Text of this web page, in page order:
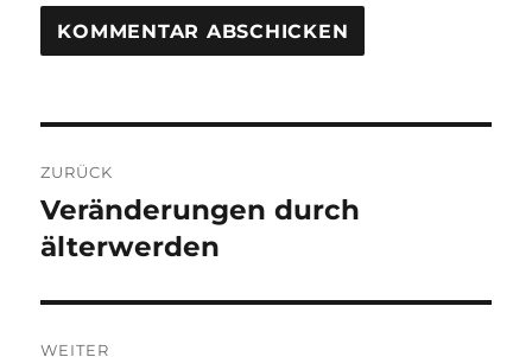
ZURÜCK
Vorheriger
Beitrag:
Veränderungen durch
älterwerden
WEITER